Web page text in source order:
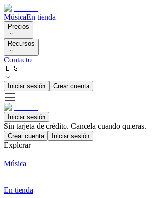
MúsicaEn tienda
Precios
Recursos
Contacto
🇪🇸
Iniciar sesión Crear cuenta
Iniciar sesión
Sin tarjeta de crédito. Cancela cuando quieras.
Crear cuenta Iniciar sesión
Explorar
Música
En tienda